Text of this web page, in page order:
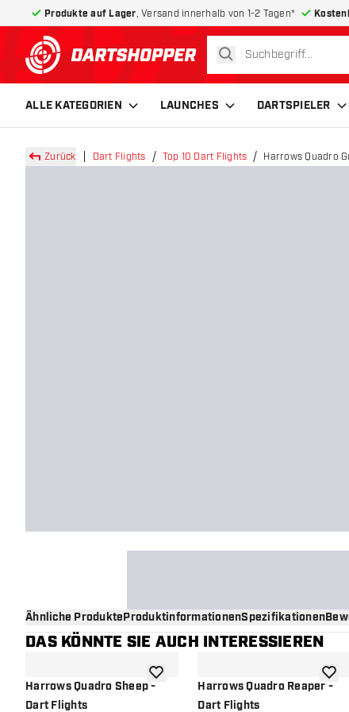
Produkte auf Lager , Versand innerhalb von 1-2 Tagen*
zurück zur Startseite
suchen
ALLE KATEGORIEN LAUNCHES DARTSPIELER
Zurück Dart Flights Top 10 Dart Flights Harrows Quadro
Ähnliche ProdukteProduktinformationenSpezifikationen
DAS KÖNNTE SIE AUCH INTERESSIEREN
Harrows Quadro Sheep -
Dart Flights
Zur Wunschliste hinzufügen
Harrows Quadro Reaper -
Dart Flights
Zur